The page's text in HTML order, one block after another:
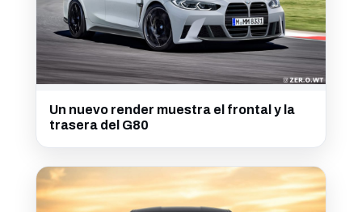
Un nuevo render muestra el frontal y la
trasera del G80